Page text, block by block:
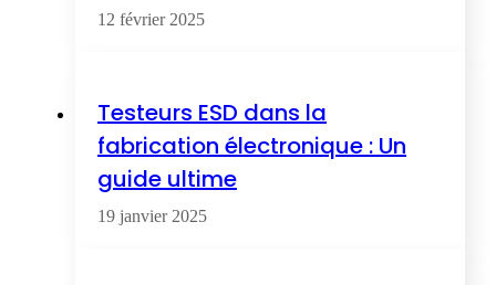
12 février 2025
Testeurs ESD dans la
fabrication électronique : Un
guide ultime
19 janvier 2025